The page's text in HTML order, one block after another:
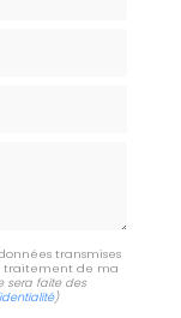
transmises
traitement de ma
sera faite des
)